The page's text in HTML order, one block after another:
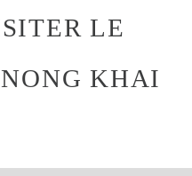
LE
KHAI